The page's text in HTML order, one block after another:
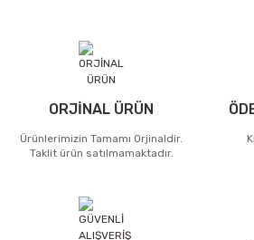
ORJİNAL ÜRÜN
Ürünlerimizin Tamamı Orjinaldir.
Taklit ürün satılmamaktadır.